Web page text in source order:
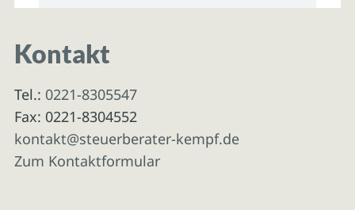
Kontakt
Tel.: 0221-8305547
Fax: 0221-8304552
kontakt@steuerberater-kempf.de
Zum Kontaktformular